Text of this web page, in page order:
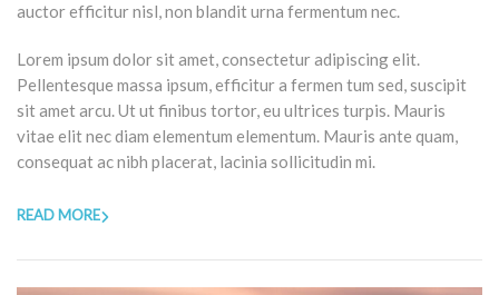
auctor efficitur nisl, non blandit urna fermentum nec.
Lorem ipsum dolor sit amet, consectetur adipiscing elit.
Pellentesque massa ipsum, efficitur a fermen tum sed, suscipit
sit amet arcu. Ut ut finibus tortor, eu ultrices turpis. Mauris
vitae elit nec diam elementum elementum. Mauris ante quam,
consequat ac nibh placerat, lacinia sollicitudin mi.
READ MORE